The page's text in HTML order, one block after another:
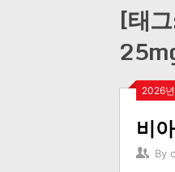
[태
2026
비
By